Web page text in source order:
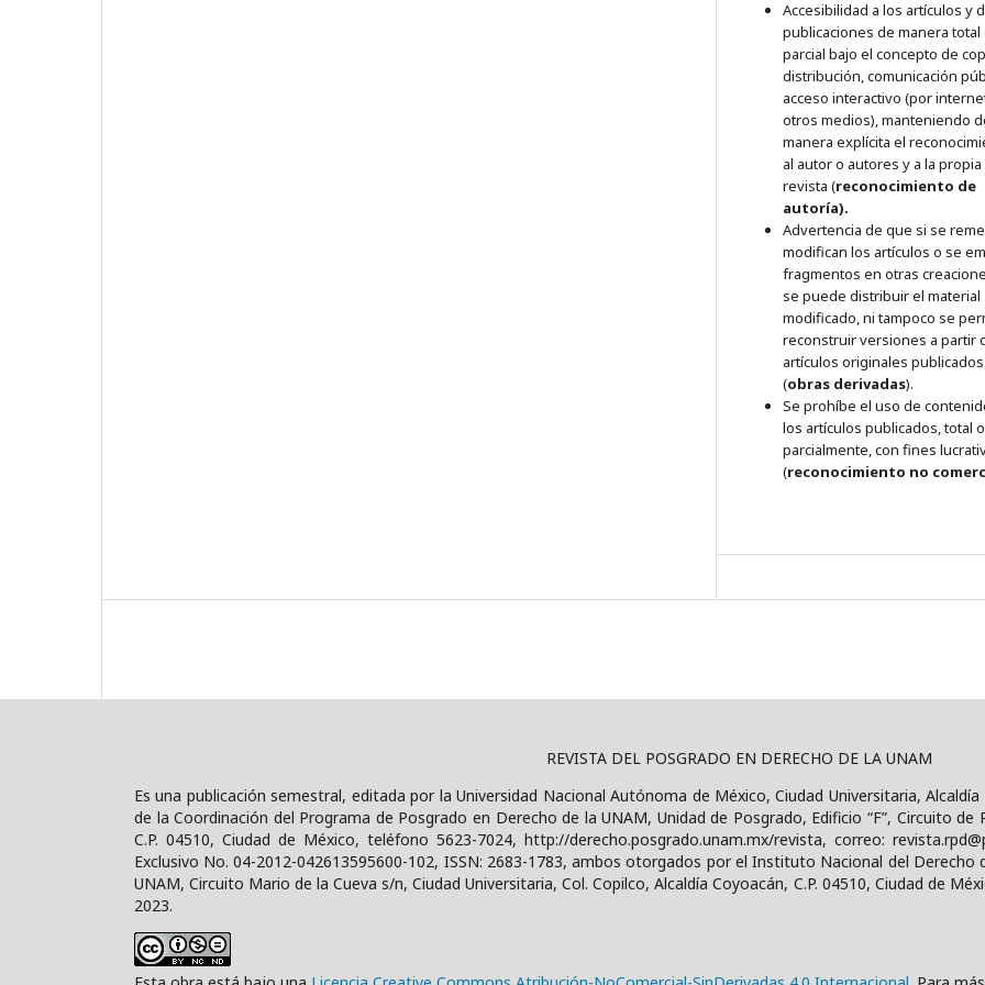
Accesibilidad a los artículos y
publicaciones de manera total
parcial bajo el concepto de
distribución, comunicación
acceso interactivo (por
otros medios), manteniendo
manera explícita el
al autor o autores y a la propia
revista (reconocimiento de
autoría).
Advertencia de que si se
modifican los artículos o se
fragmentos en otras
se puede distribuir el material
modificado, ni tampoco se
reconstruir versiones a partir
artículos originales publicados
(obras derivadas).
Se prohíbe el uso de
los artículos publicados, total o
parcialmente, con fines
(reconocimiento no
REVISTA DEL POSGRADO EN DERECHO DE LA UNAM
Es una publicación semestral, editada por la Universidad Nacional Autónoma de México, Ciudad Universitaria,
de la Coordinación del Programa de Posgrado en Derecho de la UNAM, Unidad de Posgrado, Edificio “F”, Circuito de
C.P. 04510, Ciudad de México, teléfono 5623-7024, http://derecho.posgrado.unam.mx/revista, correo:
Exclusivo No. 04-2012-042613595600-102, ISSN: 2683-1783, ambos otorgados por el Instituto Nacional del
UNAM, Circuito Mario de la Cueva s/n, Ciudad Universitaria, Col. Copilco, Alcaldía Coyoacán, C.P. 04510, Ciudad de
2023.